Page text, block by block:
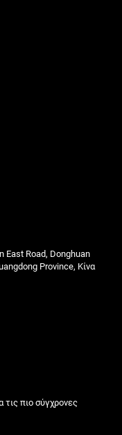
East Road, Donghuan
Province, Κίνα
τις πιο σύγχρονες